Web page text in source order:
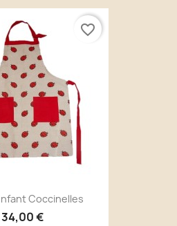
Coccinelles
34,00 €
favorite_border